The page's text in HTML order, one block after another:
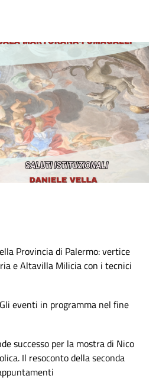
Provincia di Palermo: vertice
e Altavilla Milicia con i tecnici
eventi in programma nel fine
successo per la mostra di Nico
Il resoconto della seconda